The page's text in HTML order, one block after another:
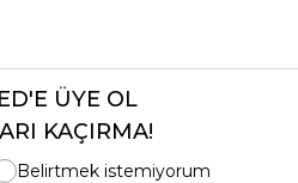
ÜYE OL
KAÇIRMA!
Belirtmek istemiyorum